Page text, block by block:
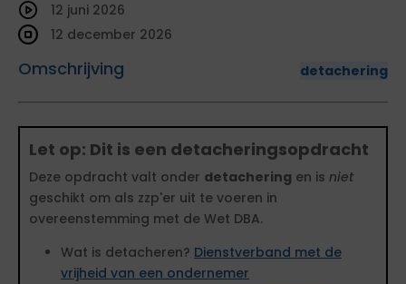
Omschrijving detachering
12 juni 2026
12 december 2026
Let op: Dit is een detacheringsopdracht
Deze opdracht valt onder detachering en is niet
geschikt om als zzp'er uit te voeren in
overeenstemming met de Wet DBA.
Wat is detacheren? Dienstverband met de
vrijheid van een ondernemer